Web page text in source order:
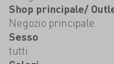
Shop principale/
Negozio principale
Sesso
tutti